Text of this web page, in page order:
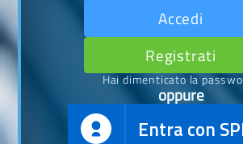
Accedi
Registrati
Hai dimenticato la
oppure
Entra con